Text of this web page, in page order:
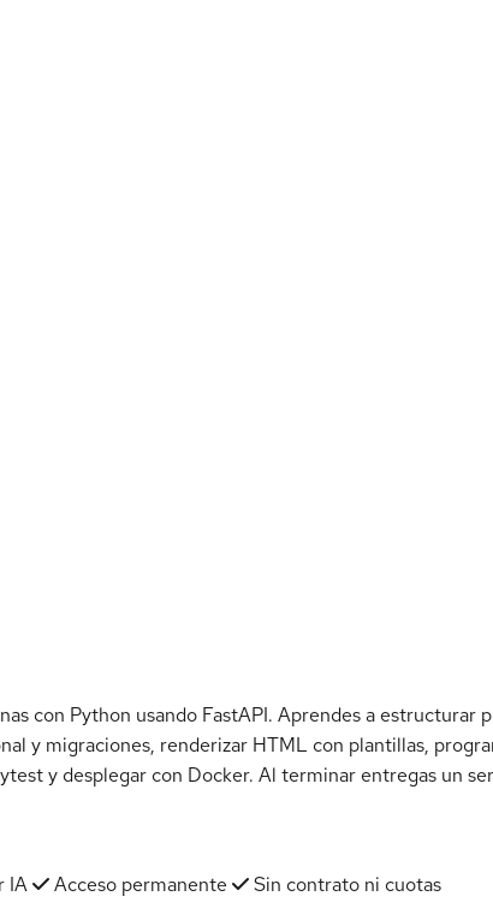
con Python usando FastAPI. Aprendes a estructurar
y migraciones, renderizar HTML con plantillas,
y desplegar con Docker. Al terminar entregas un
IA Acceso permanente Sin contrato ni cuotas